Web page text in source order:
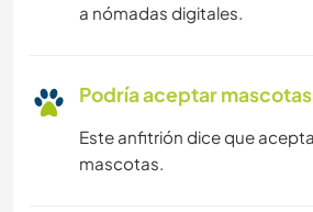
a nómadas digitales.
Podría aceptar mascotas
Este anfitrión dice que
mascotas.